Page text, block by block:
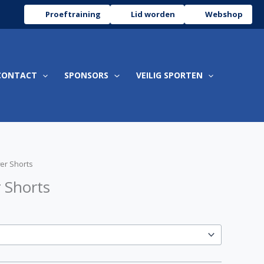
Proeftraining Lid worden Webshop
SPONSORS VEILIG SPORTEN
Shorts
Shorts